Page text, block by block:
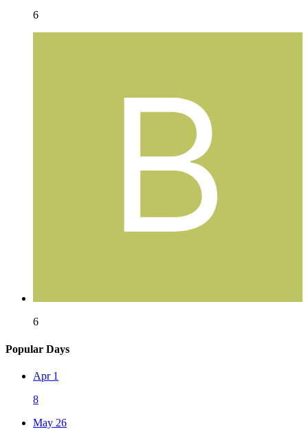
6
6
Popular Days
Apr 1
8
May 26